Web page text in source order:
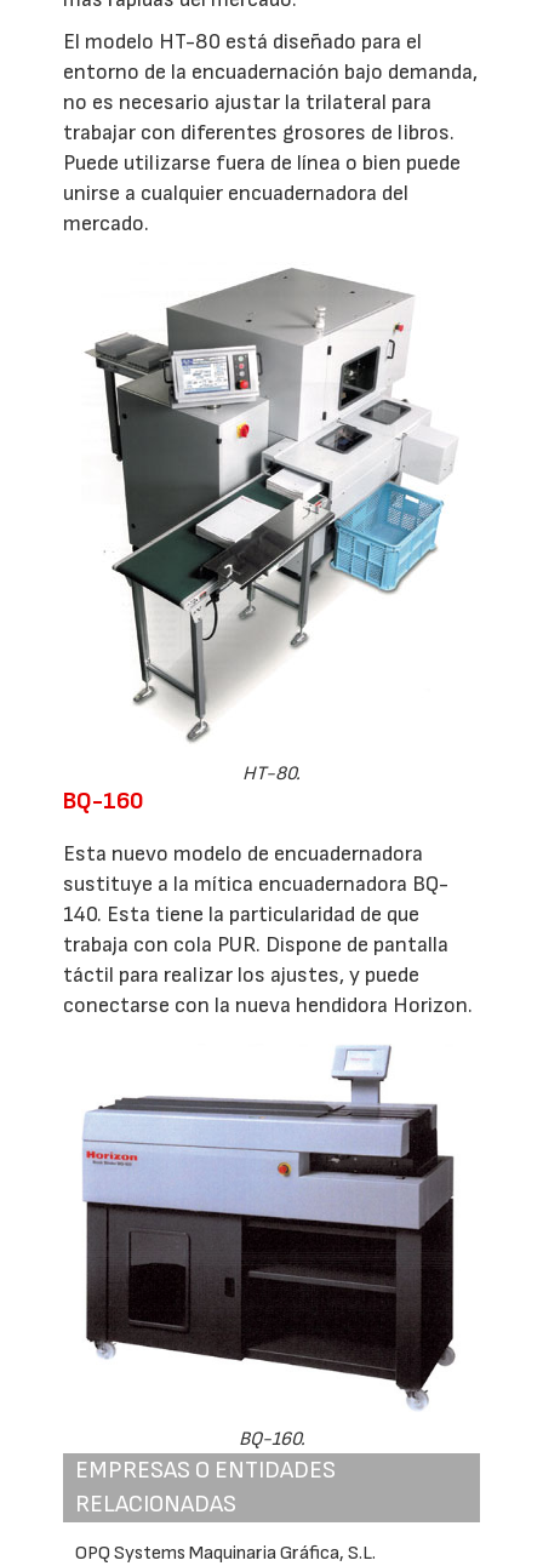
El modelo HT-80 está diseñado para el
entorno de la encuadernación bajo demanda,
no es necesario ajustar la trilateral para
trabajar con diferentes grosores de libros.
Puede utilizarse fuera de línea o bien puede
unirse a cualquier encuadernadora del
mercado.
HT-80.
BQ-160
Esta nuevo modelo de encuadernadora
sustituye a la mítica encuadernadora BQ-
140. Esta tiene la particularidad de que
trabaja con cola PUR. Dispone de pantalla
táctil para realizar los ajustes, y puede
conectarse con la nueva hendidora Horizon.
BQ-160.
EMPRESAS O ENTIDADES
RELACIONADAS
OPQ Systems Maquinaria Gráfica, S.L.